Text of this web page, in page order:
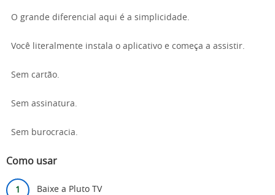
O grande diferencial aqui é a simplicidade.
Você literalmente instala o aplicativo e começa a assistir.
Sem cartão.
Sem assinatura.
Sem burocracia.
Como usar
Baixe a Pluto TV